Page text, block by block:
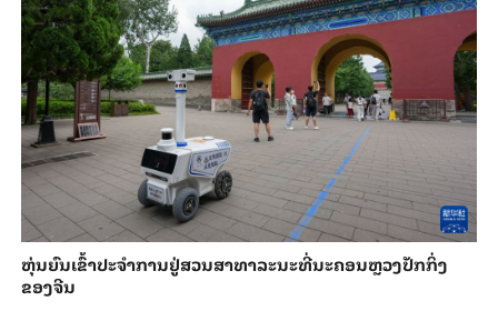
​ຫຸ່ນ​ຍົນ​ເຂົ້າ​ປະ​ຈຳ​ການ​ຢູ່​ສວນ​ສາ​ທາ​ລະ​ນະ​ທີ່​ນະ​ຄອນຫຼວງ​ປັກ​ກິ່ງ​
ຂອງ​ຈີນ